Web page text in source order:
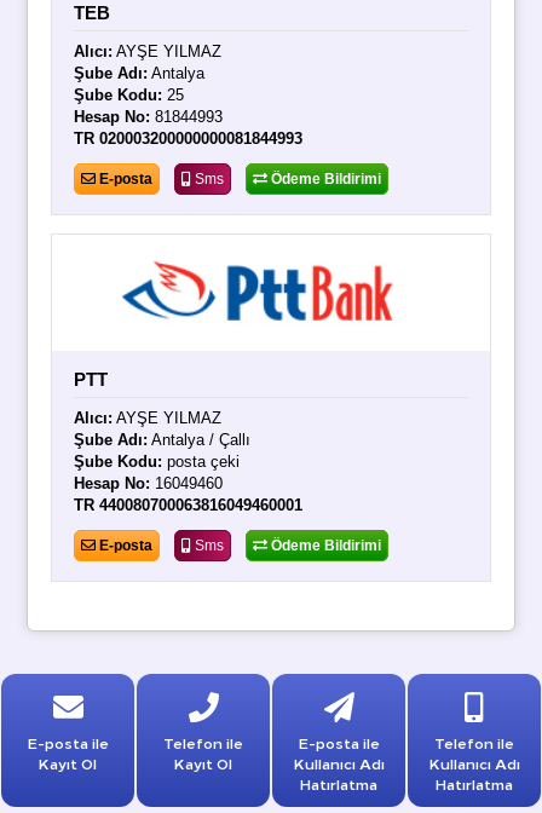
TEB
Alıcı: AYŞE YILMAZ
Şube Adı: Antalya
Şube Kodu: 25
Hesap No: 81844993
TR 020003200000000081844993
E-posta Sms Ödeme Bildirimi
PTT
Alıcı: AYŞE YILMAZ
Şube Adı: Antalya / Çallı
Şube Kodu: posta çeki
Hesap No: 16049460
TR 440080700063816049460001
E-posta Sms Ödeme Bildirimi
E-posta ile
Kayıt Ol
Telefon ile
Kayıt Ol
E-posta ile
Kullanıcı Adı
Hatırlatma
Telefon ile
Kullanıcı Adı
Hatırlatma